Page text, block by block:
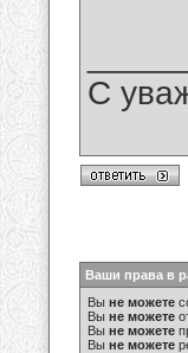
С
Ваши права в
Вы не можете
Вы не можете
Вы не можете
Вы не можете